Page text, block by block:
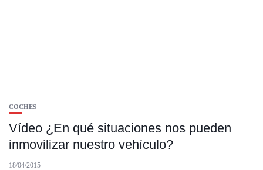
COCHES
Vídeo ¿En qué situaciones nos pueden
inmovilizar nuestro vehículo?
18/04/2015